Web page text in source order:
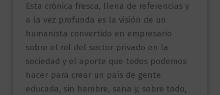
Esta crónica fresca, llena de referencias y
a la vez profunda es la visión de un
humanista convertido en empresario
sobre el rol del sector privado en la
sociedad y el aporte que todos podemos
hacer para crear un país de gente
educada, sin hambre, sana y, sobre todo,